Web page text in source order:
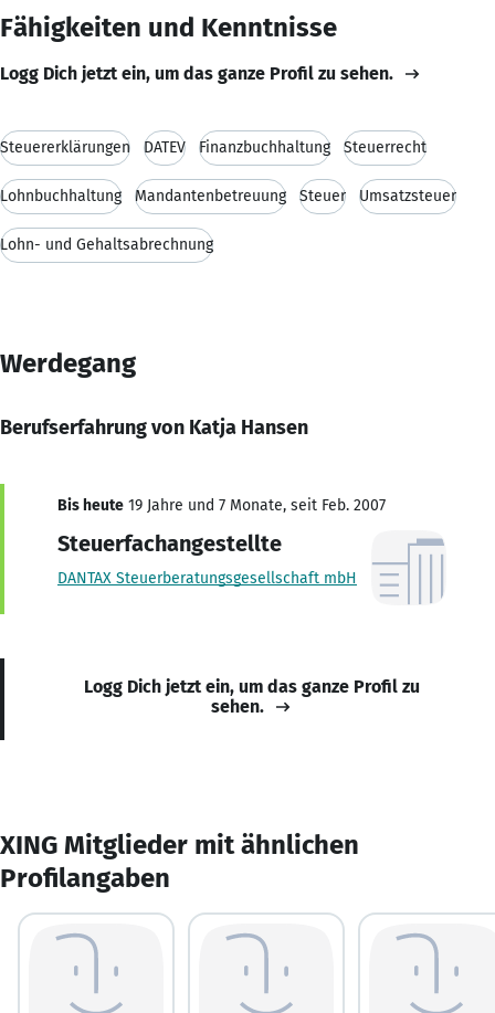
Fähigkeiten und Kenntnisse
Logg Dich jetzt ein, um das ganze Profil zu sehen.
Steuererklärungen DATEV Finanzbuchhaltung Steuerrecht
Lohnbuchhaltung Mandantenbetreuung Steuer Umsatzsteuer
Lohn- und Gehaltsabrechnung
Werdegang
Berufserfahrung von Katja Hansen
Bis heute 19 Jahre und 7 Monate, seit Feb. 2007
Steuerfachangestellte
DANTAX Steuerberatungsgesellschaft mbH
Logg Dich jetzt ein, um das ganze Profil zu
sehen.
XING Mitglieder mit ähnlichen
Profilangaben